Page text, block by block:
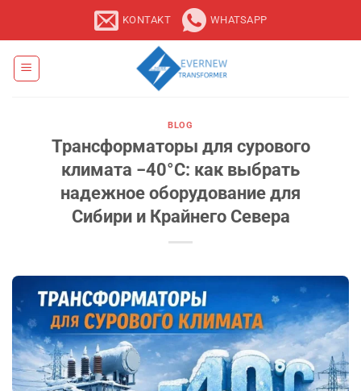
KONTAKT WHATSAPP
BLOG
Трансформаторы для сурового
климата −40°C: как выбрать
надежное оборудование для
Сибири и Крайнего Севера